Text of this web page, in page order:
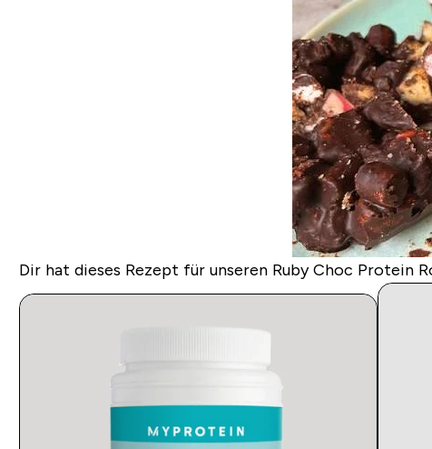
Dir hat dieses Rezept für unseren Ruby Choc Protein